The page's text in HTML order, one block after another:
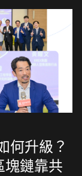
何升級？
塊鏈靠共